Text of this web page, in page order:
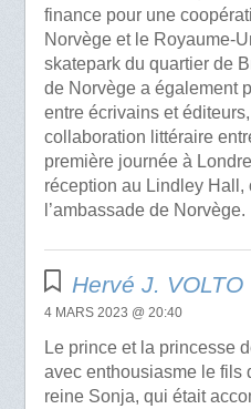
finance pour une
Norvège et le Royaume-
skatepark du quartier de
de Norvège a également
entre écrivains et
collaboration littéraire
première journée à
réception au Lindley Hall,
l’ambassade de Norvège.
Hervé J. VOLTO
4 MARS 2023 @ 20:40
Le prince et la princesse
avec enthousiasme le fils
reine Sonja, qui était